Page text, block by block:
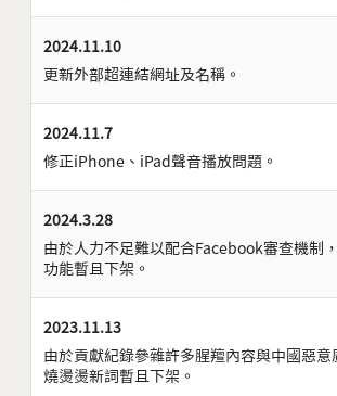
2024.11.10
更新外部超連結網址及名稱。
2024.11.7
修正iPhone、iPad聲音播放問題。
2024.3.28
由於人力不足難以配合Facebook審查機制
功能暫且下架。
2023.11.13
由於貢獻紀錄參雜許多腥羶內容與中國惡意
燒燙燙新詞暫且下架。